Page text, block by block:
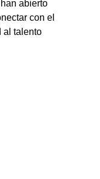
abierto
con el
al talento